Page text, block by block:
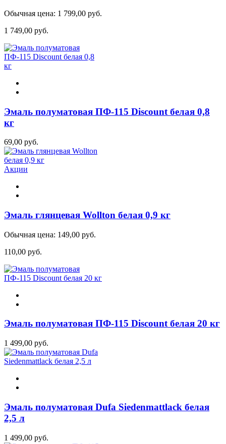
Обычная цена: 1 799,00 руб.
1 749,00 руб.
Эмаль полуматовая ПФ-115 Discount белая 0,8
кг
69,00 руб.
Акции
Эмаль глянцевая Wollton белая 0,9 кг
Обычная цена: 149,00 руб.
110,00 руб.
Эмаль полуматовая ПФ-115 Discount белая 20 кг
1 499,00 руб.
Эмаль полуматовая Dufa Siedenmattlack белая
2,5 л
1 499,00 руб.